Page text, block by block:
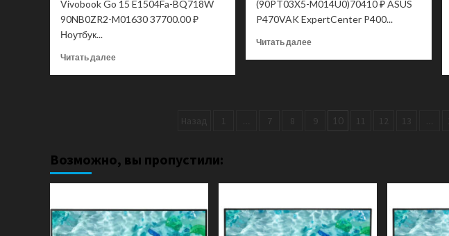
Vivobook Go 15 E1504Fa-BQ718W
90NB0ZR2-M01630 37700.00 ₽
Ноутбук...
Читать далееПрочитать
WPC0090
(90PT03X5-M014U0)70410 ₽ ASUS
P470VAK ExpertCenter P400...
Читать далееПрочитать
P600
M007Z0
Пагинация
Назад 1 7 8 9 10 11 12 13
Возможно, вы пропустили: